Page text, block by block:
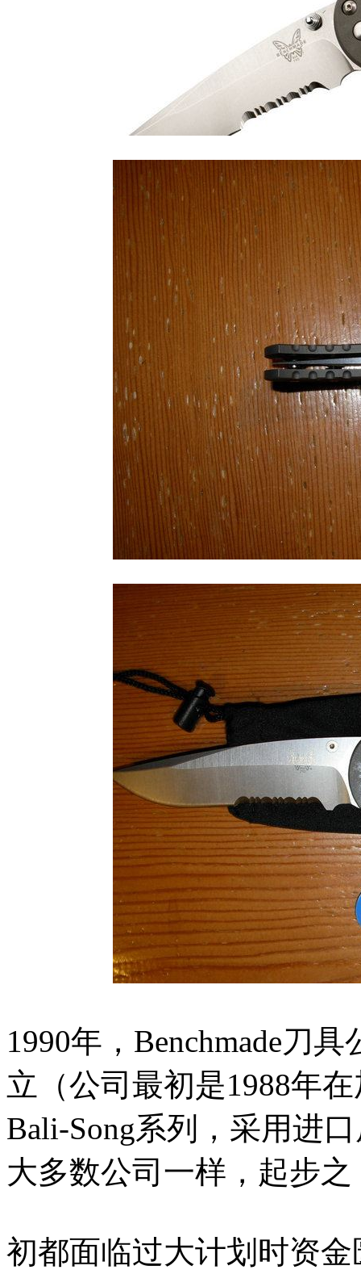
1990年，Benchmade刀
立（公司最初是1988年
Bali-Song系列，采用进
大多数公司一样，起步之
初都面临过大计划时资